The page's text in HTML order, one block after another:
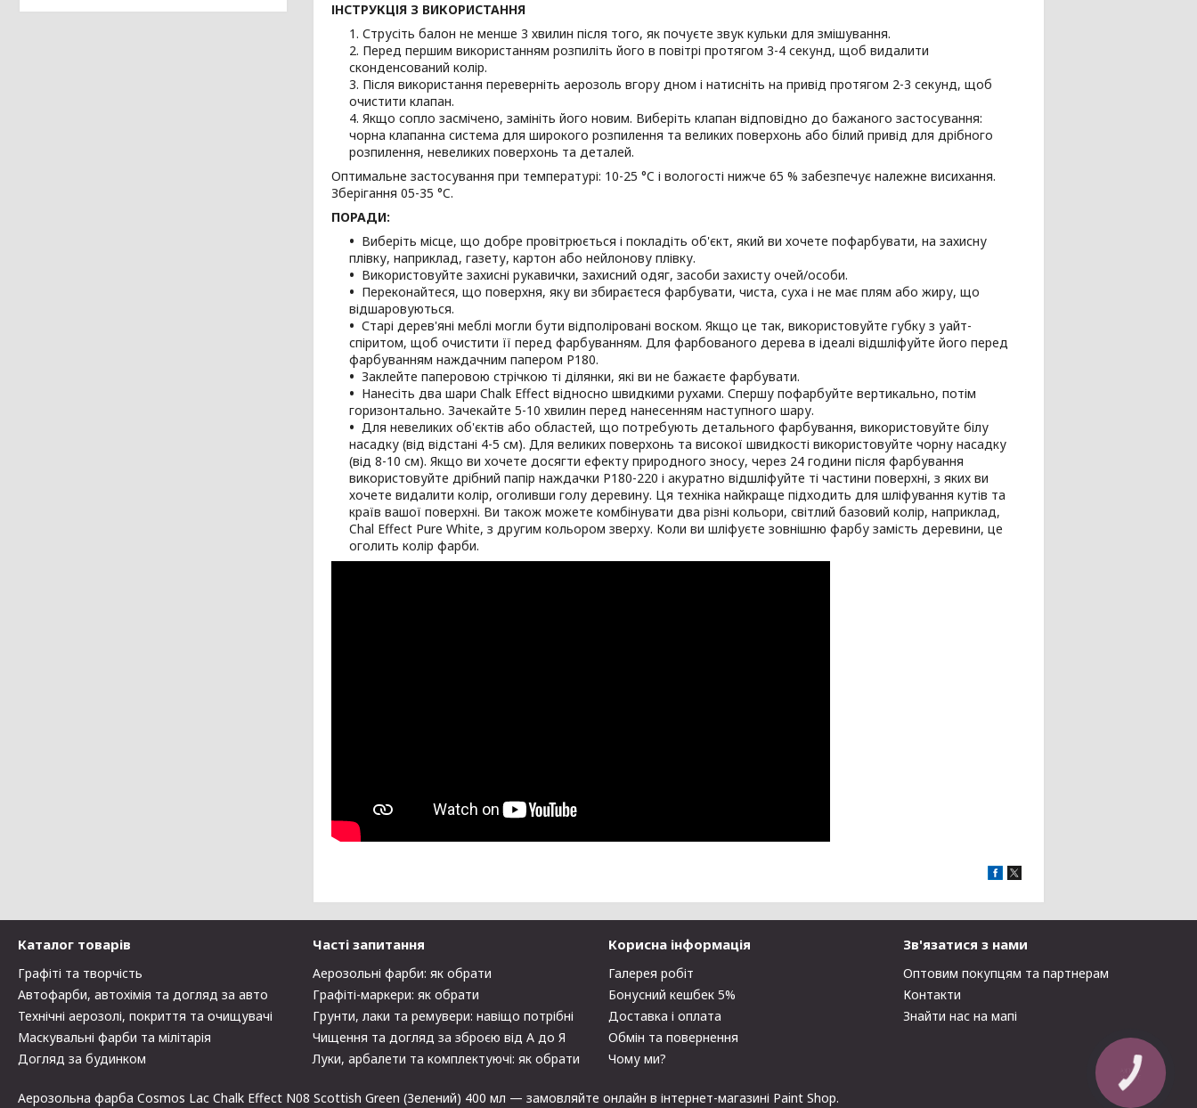
ІНСТРУКЦІЯ З ВИКОРИСТАННЯ
Струсіть балон не менше 3 хвилин після того, як почуєте звук кульки для змішування.
Перед першим використанням розпиліть його в повітрі протягом 3-4 секунд, щоб видалити
сконденсований колір.
Після використання переверніть аерозоль вгору дном і натисніть на привід протягом 2-3 секунд, щоб
очистити клапан.
Якщо сопло засмічено, замініть його новим. Виберіть клапан відповідно до бажаного застосування:
чорна клапанна система для широкого розпилення та великих поверхонь або білий привід для дрібного
розпилення, невеликих поверхонь та деталей.
Оптимальне застосування при температурі: 10-25 °C і вологості нижче 65 % забезпечує належне висихання.
Зберігання 05-35 °C.
ПОРАДИ:
Виберіть місце, що добре провітрюється і покладіть об'єкт, який ви хочете пофарбувати, на захисну
плівку, наприклад, газету, картон або нейлонову плівку.
Використовуйте захисні рукавички, захисний одяг, засоби захисту очей/особи.
Переконайтеся, що поверхня, яку ви збираєтеся фарбувати, чиста, суха і не має плям або жиру, що
відшаровуються.
Старі дерев'яні меблі могли бути відполіровані воском. Якщо це так, використовуйте губку з уайт-
спіритом, щоб очистити її перед фарбуванням. Для фарбованого дерева в ідеалі відшліфуйте його перед
фарбуванням наждачним папером P180.
Заклейте паперовою стрічкою ті ділянки, які ви не бажаєте фарбувати.
Нанесіть два шари Chalk Effect відносно швидкими рухами. Спершу пофарбуйте вертикально, потім
горизонтально. Зачекайте 5-10 хвилин перед нанесенням наступного шару.
Для невеликих об'єктів або областей, що потребують детального фарбування, використовуйте білу
насадку (від відстані 4-5 см). Для великих поверхонь та високої швидкості використовуйте чорну насадку
(від 8-10 см). Якщо ви хочете досягти ефекту природного зносу, через 24 години після фарбування
використовуйте дрібний папір наждачки P180-220 і акуратно відшліфуйте ті частини поверхні, з яких ви
хочете видалити колір, оголивши голу деревину. Ця техніка найкраще підходить для шліфування кутів та
країв вашої поверхні. Ви також можете комбінувати два різні кольори, світлий базовий колір, наприклад,
Chal Effect Pure White, з другим кольором зверху. Коли ви шліфуєте зовнішню фарбу замість деревини, це
оголить колір фарби.
Каталог товарів
Графіті та творчість
Автофарби, автохімія та догляд за авто
Технічні аерозолі, покриття та очищувачі
Маскувальні фарби та мілітарія
Догляд за будинком
Часті запитання
Аерозольні фарби: як обрати
Графіті-маркери: як обрати
Грунти, лаки та ремувери: навіщо потрібні
Чищення та догляд за зброєю від А до Я
Луки, арбалети та комплектуючі: як обрати
Корисна інформація
Галерея робіт
Бонусний кешбек 5%
Доставка і оплата
Обмін та повернення
Чому ми?
Зв'язатися з нами
Оптовим покупцям та партнерам
Контакти
Знайти нас на мапі
Аерозольна фарба Cosmos Lac Chalk Effect N08 Scottish Green (Зелений) 400 мл — замовляйте онлайн в інтернет-магазині Paint Shop.